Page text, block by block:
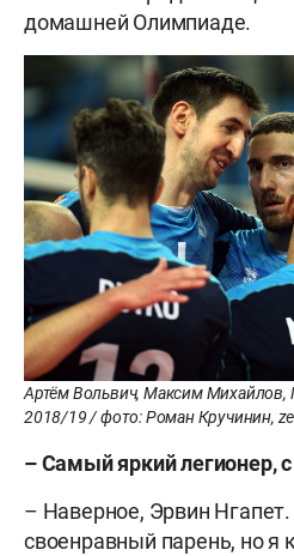
домашней Олимпиаде.
Артём Вольвич, Максим Михайлов,
2018/19 / фото: Роман Кручинин,
– Самый яркий легионер,
– Наверное, Эрвин
своенравный парень, но я